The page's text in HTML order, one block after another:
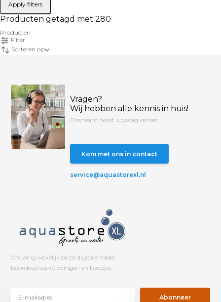
Apply filters
Producten getagd met 280
Producten
Filter
Sorteren op
Vragen?
Wij hebben alle kennis in huis!
Ons team helpt u graag verder...
Kom met ons in contact
service@aquastorexl.nl
Ontvang wekelijk onze digitale folder
boordevol aanbiedingen en koopjes.
Abonneer